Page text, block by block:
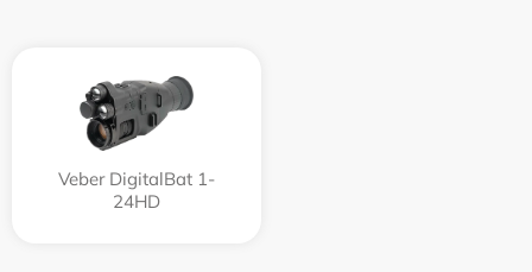
Veber DigitalBat 1-
24HD